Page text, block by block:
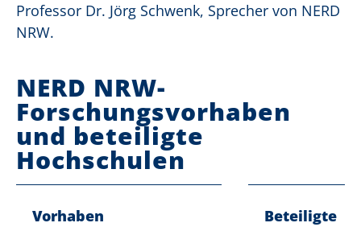
Professor Dr. Jörg Schwenk, Sprecher von NERD
NRW.
NERD NRW-
Forschungsvorhaben
und beteiligte
Hochschulen
Vorhaben Beteiligte